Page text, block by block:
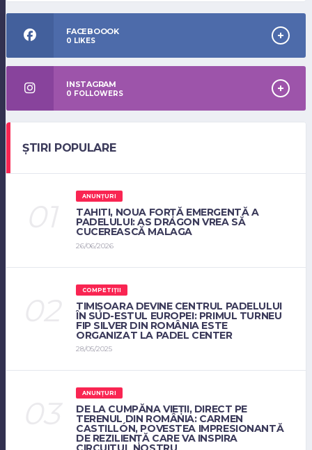
FACEBOOOK
0 LIKES
INSTAGRAM
0 FOLLOWERS
ȘTIRI POPULARE
ANUNȚURI
TAHITI, NOUA FORȚĂ EMERGENTĂ A
PADELULUI: AS DRAGON VREA SĂ
CUCEREASCĂ MALAGA
26/06/2026
COMPETIȚII
TIMIȘOARA DEVINE CENTRUL PADELULUI
ÎN SUD-ESTUL EUROPEI: PRIMUL TURNEU
FIP SILVER DIN ROMÂNIA ESTE
ORGANIZAT LA PADEL CENTER
28/05/2025
ANUNȚURI
DE LA CUMPĂNA VIEȚII, DIRECT PE
TERENUL DIN ROMÂNIA: CARMEN
CASTILLÓN, POVESTEA IMPRESIONANTĂ
DE REZILIENȚĂ CARE VA INSPIRA